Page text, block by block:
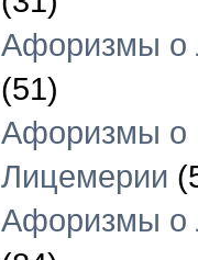
Афоризмы о
(51)
Афоризмы о
Лицемерии
Афоризмы о